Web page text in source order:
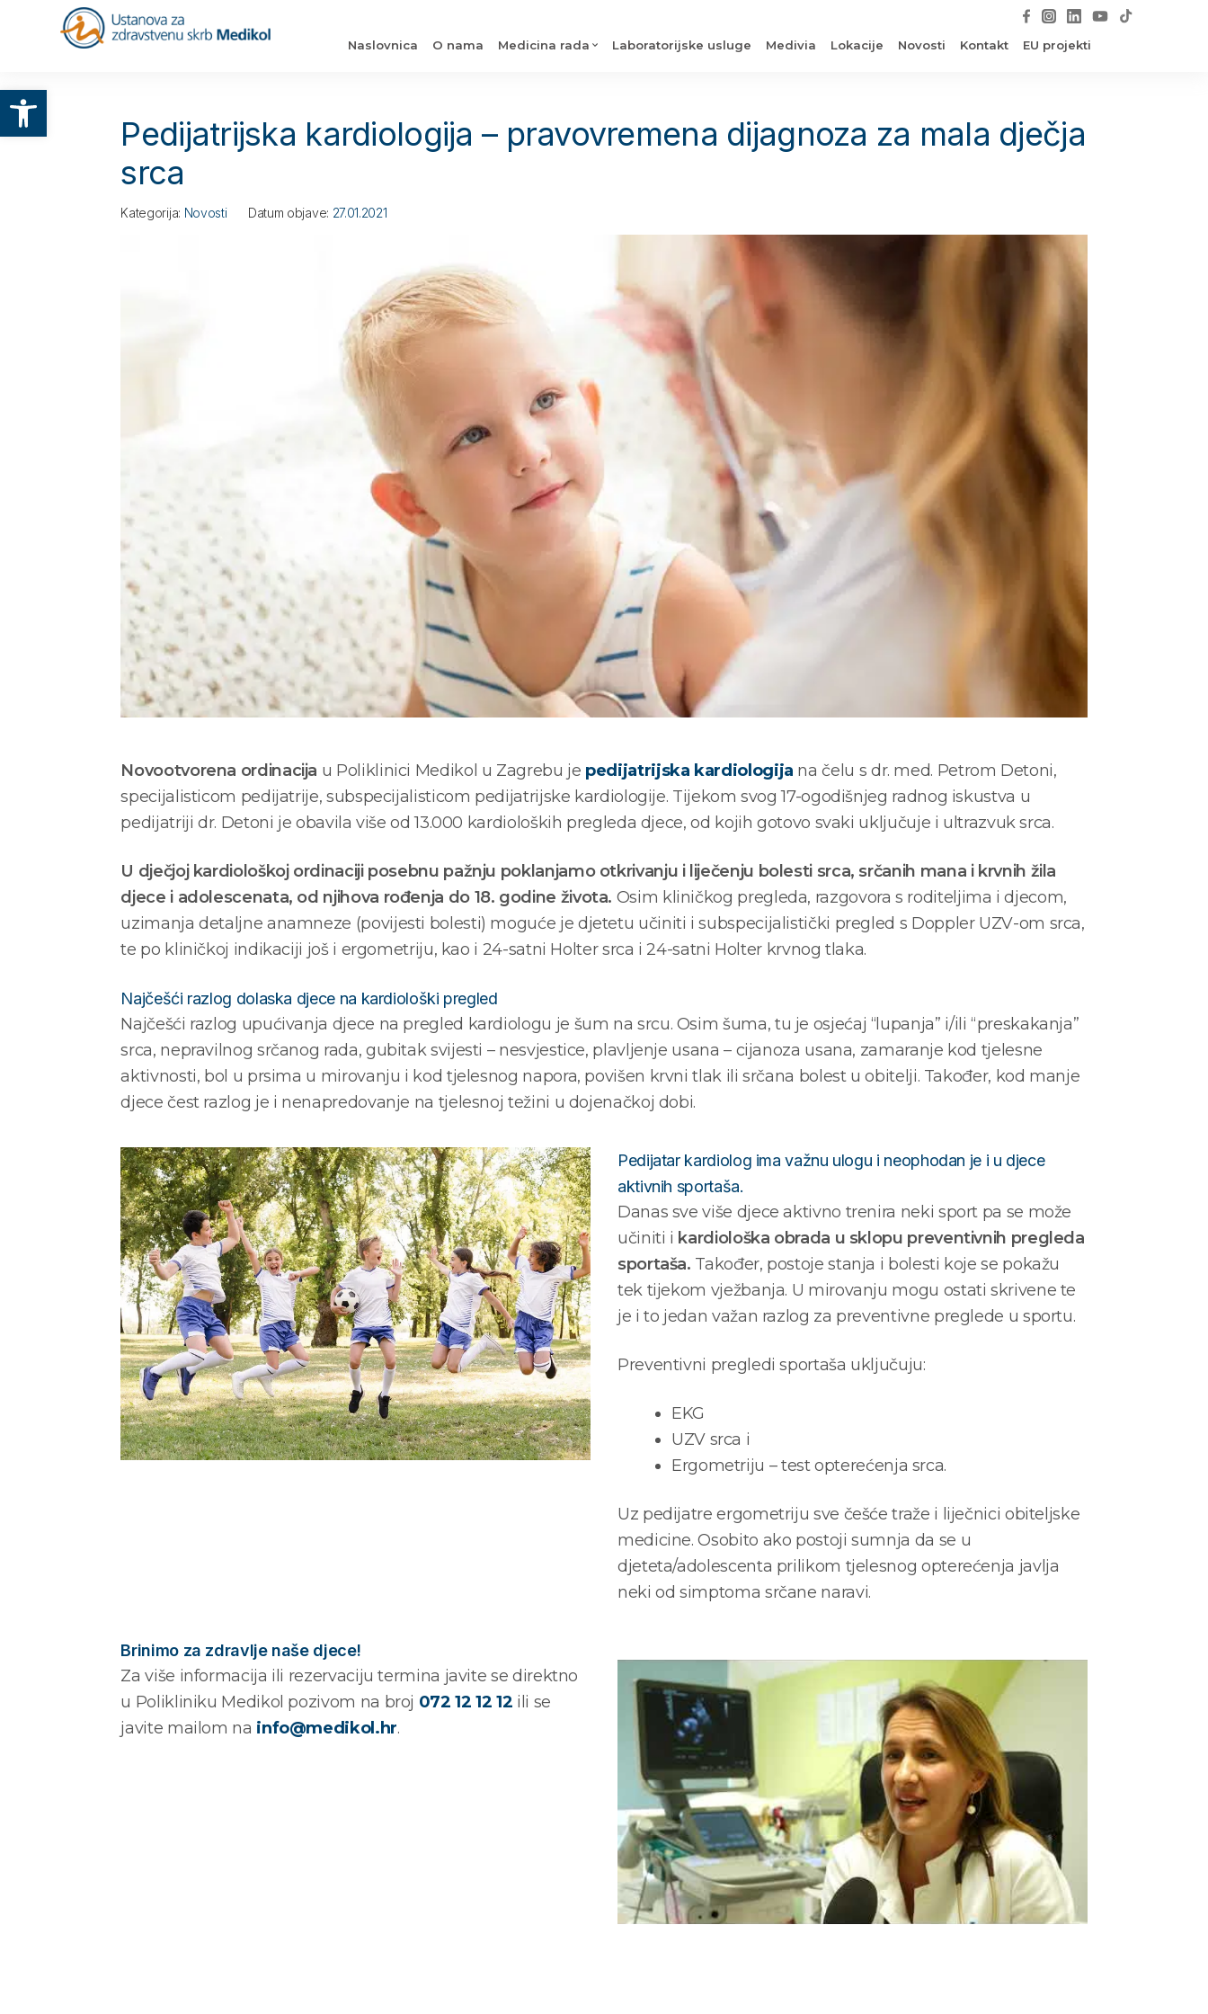
Otvori alatnu traku
Naslovnica O nama Medicina rada Laboratorijske usluge Medivia Lokacije Novosti Kontakt EU projekti
Pedijatrijska kardiologija – pravovremena dijagnoza za mala dječja
srca
Kategorija: Novosti Datum objave: 27.01.2021
Novootvorena ordinacija u Poliklinici Medikol u Zagrebu je pedijatrijska kardiologija na čelu s dr. med. Petrom Detoni,
specijalisticom pedijatrije, subspecijalisticom pedijatrijske kardiologije. Tijekom svog 17-ogodišnjeg radnog iskustva u
pedijatriji dr. Detoni je obavila više od 13.000 kardioloških pregleda djece, od kojih gotovo svaki uključuje i ultrazvuk srca.
U dječjoj kardiološkoj ordinaciji posebnu pažnju poklanjamo otkrivanju i liječenju bolesti srca, srčanih mana i krvnih žila
djece i adolescenata, od njihova rođenja do 18. godine života. Osim kliničkog pregleda, razgovora s roditeljima i djecom,
uzimanja detaljne anamneze (povijesti bolesti) moguće je djetetu učiniti i subspecijalistički pregled s Doppler UZV-om srca,
te po kliničkoj indikaciji još i ergometriju, kao i 24-satni Holter srca i 24-satni Holter krvnog tlaka.
Najčešći razlog dolaska djece na kardiološki pregled
Najčešći razlog upućivanja djece na pregled kardiologu je šum na srcu. Osim šuma, tu je osjećaj “lupanja” i/ili “preskakanja”
srca, nepravilnog srčanog rada, gubitak svijesti – nesvjestice, plavljenje usana – cijanoza usana, zamaranje kod tjelesne
aktivnosti, bol u prsima u mirovanju i kod tjelesnog napora, povišen krvni tlak ili srčana bolest u obitelji. Također, kod manje
djece čest razlog je i nenapredovanje na tjelesnoj težini u dojenačkoj dobi.
Pedijatar kardiolog ima važnu ulogu i neophodan je i u djece
aktivnih sportaša.
Danas sve više djece aktivno trenira neki sport pa se može
učiniti i kardiološka obrada u sklopu preventivnih pregleda
sportaša. Također, postoje stanja i bolesti koje se pokažu
tek tijekom vježbanja. U mirovanju mogu ostati skrivene te
je i to jedan važan razlog za preventivne preglede u sportu.
Preventivni pregledi sportaša uključuju:
EKG
UZV srca i
Ergometriju – test opterećenja srca.
Uz pedijatre ergometriju sve češće traže i liječnici obiteljske
medicine. Osobito ako postoji sumnja da se u
djeteta/adolescenta prilikom tjelesnog opterećenja javlja
neki od simptoma srčane naravi.
Brinimo za zdravlje naše djece!
Za više informacija ili rezervaciju termina javite se direktno
u Polikliniku Medikol pozivom na broj 072 12 12 12 ili se
javite mailom na info@medikol.hr.